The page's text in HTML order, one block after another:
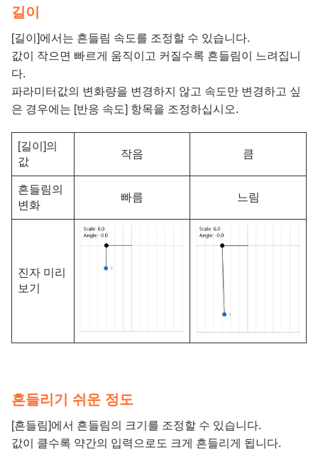
길이
[길이]에서는 흔들림 속도를 조정할 수 있습니다.
값이 작으면 빠르게 움직이고 커질수록 흔들림이 느려집니
다.
파라미터값의 변화량을 변경하지 않고 속도만 변경하고 싶
은 경우에는 [반응 속도] 항목을 조정하십시오.
[길이]의
값
작음 큼
흔들림의
변화
빠름 느림
진자 미리
보기
흔들리기 쉬운 정도
[흔들림]에서 흔들림의 크기를 조정할 수 있습니다.
값이 클수록 약간의 입력으로도 크게 흔들리게 됩니다.